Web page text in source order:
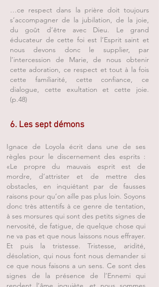
…ce respect dans la prière doit toujours
s’accompagner de la jubilation, de la joie,
du goût d’être avec Dieu. Le grand
éducateur de cette foi est l’Esprit saint et
nous devons donc le supplier, par
l’intercession de Marie, de nous obtenir
cette adoration, ce respect et tout à la fois
cette familiarité, cette confiance, ce
dialogue, cette exultation et cette joie.
(p.48)
6. Les sept démons
Ignace de Loyola écrit dans une de ses
règles pour le discernement des esprits :
«Le propre du mauvais esprit est de
mordre, d’attrister et de mettre des
obstacles, en inquiétant par de fausses
raisons pour qu’on aille pas plus loin. Soyons
donc très attentifs à ce genre de tentation,
à ses morsures qui sont des petits signes de
nervosité, de fatigue, de quelque chose qui
ne va pas et que nous laissons nous effrayer.
Et puis la tristesse. Tristesse, aridité,
désolation, qui nous font nous demander si
ce que nous faisons a un sens. Ce sont des
signes de la présence de l’Ennemi qui